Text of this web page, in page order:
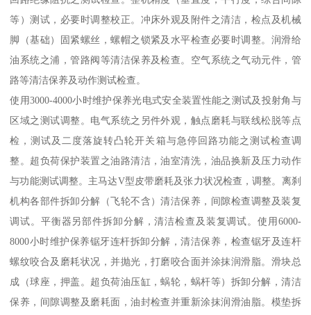
等）测试，必要时调整校正。冲床外观及附件之清洁，检点及机械
脚（基础）固紧螺丝，螺帽之锁紧及水平检查必要时调整。润滑给
油系统之浦，管路阀等清洁保养及检查。空气系统之气动元件，管
路等清洁保养及动作测试检查。
使用3000-4000小时维护保养光电式安全装置性能之测试及投射角与
区域之测试调整。电气系统之另件外观，触点磨耗与联线松脱等点
检，测试及二度落旋转凸轮开关箱与急停回路功能之测试检查调
整。超负荷保护装置之油路清洁，油室清洗，油品换新及压力动作
与功能测试调整。主马达V型皮带磨耗及张力状况检查，调整。离刹
机构各部件拆卸分解（飞轮不含）清洁保养，间隙检查调整及装复
调试。平衡器另部件拆卸分解，清洁检查及装复调试。使用6000-
8000小时维护保养锯牙连杆拆卸分解，清洁保养，检查锯牙及连杆
螺纹咬合及磨耗状况，并抛光，打磨咬合面并涂抹润滑脂。滑块总
成（球座，押盖。超负荷油压缸，蜗轮，蜗杆等）拆卸分解，清洁
保养，间隙调整及磨耗面，油封检查并重新涂抹润滑油脂。模垫拆